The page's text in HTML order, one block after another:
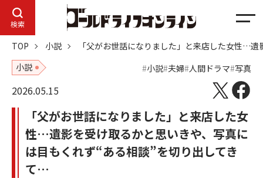
検索
メ
ニ
ュ
ー
TOP 小説
「父がお世話になりました」と来店した女性…
小説
小説 夫婦 人間ドラマ 写真
2026.05.15
「父がお世話になりました」と来店した女
性…遺影を受け取るかと思いきや、写真に
は目もくれず“ある相談”を切り出してき
て…